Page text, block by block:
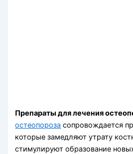
Препараты для лечения
остеопороза сопровождается
которые замедляют утрату
стимулируют образование